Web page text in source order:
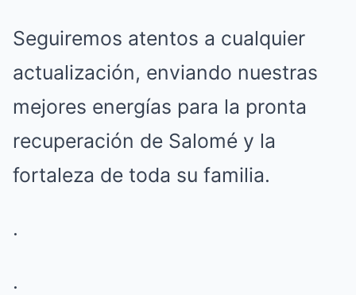
Seguiremos atentos a cualquier
actualización, enviando nuestras
mejores energías para la pronta
recuperación de Salomé y la
fortaleza de toda su familia.
.
.